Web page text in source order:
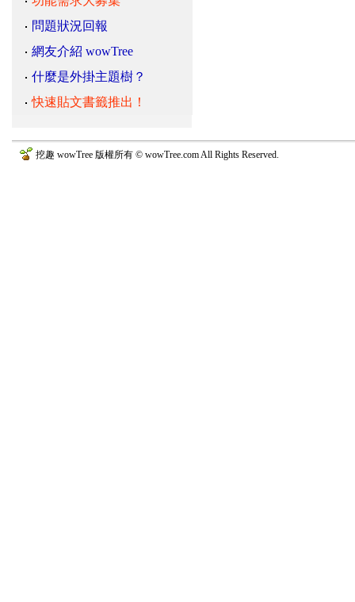
問題狀況回報
網友介紹 wowTree
什麼是外掛主題樹？
快速貼文書籤推出！
挖趣 wowTree 版權所有 © wowTree.com All Rights Reserved.